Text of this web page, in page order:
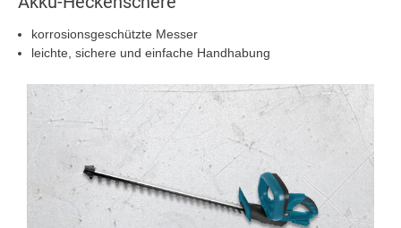
korrosionsgeschützte Messer
leichte, sichere und einfache Handhabung